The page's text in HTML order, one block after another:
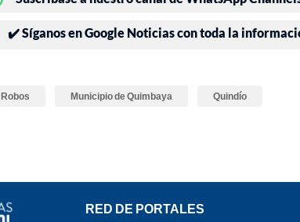
✔️ Síganos en Google Noticias con toda la
Robos Municipio de Quimbaya Quindío
RED DE PORTALES